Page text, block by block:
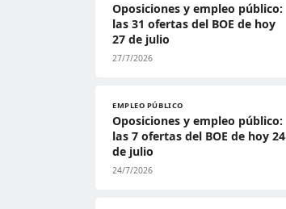
Oposiciones y empleo público:
las 31 ofertas del BOE de hoy
27 de julio
27/7/2026
EMPLEO PÚBLICO
Oposiciones y empleo público:
las 7 ofertas del BOE de hoy 24
de julio
24/7/2026